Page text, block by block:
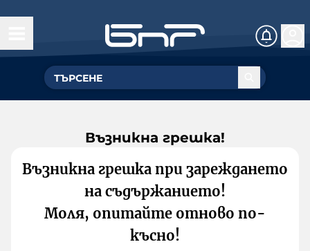
Възникна грешка!
Възникна грешка при зареждането
на съдържанието!
Моля, опитайте отново по-
късно!